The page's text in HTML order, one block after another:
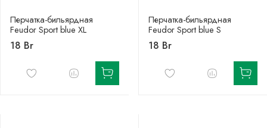
Перчатка-бильярдная
Feudor Sport blue XL
18 Br
Перчатка-бильярдная
Feudor Sport blue S
18 Br